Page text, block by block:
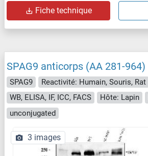
Fiche technique
SPAG9 anticorps (AA 281-964)
SPAG9
Reactivité: Humain, Souris, Rat
WB, ELISA, IF, ICC, FACS
Hôte: Lapin
unconjugated
3 images